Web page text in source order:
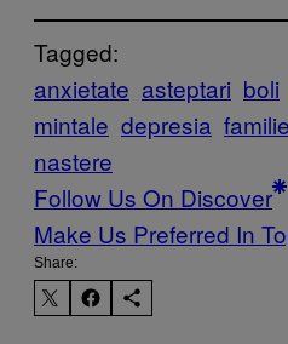
Tagged:
anxietate asteptari boli
mintale depresia familie
nastere
Follow Us On Discover
Make Us Preferred In
Share: